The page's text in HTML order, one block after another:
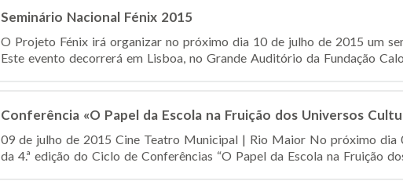
Seminário Nacional Fénix 2015
O Projeto Fénix irá organizar no próximo dia 10 de julho de 2015 um
Este evento decorrerá em Lisboa, no Grande Auditório da Fundação
Conferência «O Papel da Escola na Fruição dos Universos
09 de julho de 2015 Cine Teatro Municipal | Rio Maior No próximo dia
da 4.ª edição do Ciclo de Conferências “O Papel da Escola na Fruição